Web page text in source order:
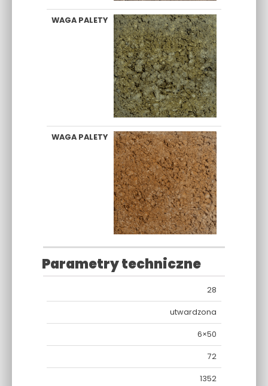
Parametry techniczne
WYSOKOŚĆ FAKTURA KSZTAŁTY/
28
utwardzona
6×50
72
1352